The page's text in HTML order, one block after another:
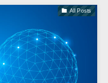
All Posts